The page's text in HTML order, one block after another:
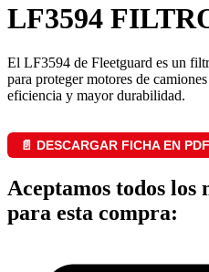
LF3594
El LF3594 de Fleetguard es un
para proteger motores de
eficiencia y mayor durabilidad.
📄 DESCARGAR FICHA EN PDF
Aceptamos todos los
para esta compra: